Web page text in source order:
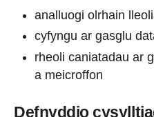
analluogi olrhain
cyfyngu ar gasglu
rheoli caniatadau ar
a meicroffon
Defnyddio